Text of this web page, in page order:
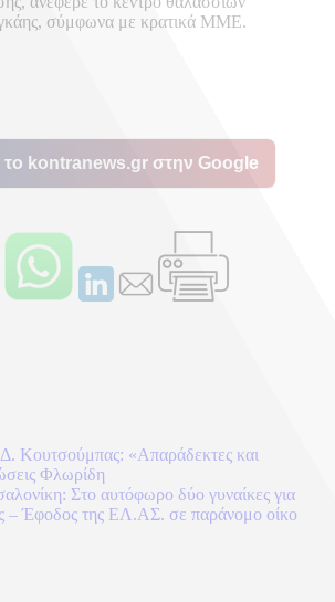
σύμφωνα με κρατικά ΜΜΕ.
το kontranews.gr στην Google
Δ. Κουτσούμπας: «Απαράδεκτες και
Φλωρίδη
Στο αυτόφωρο δύο γυναίκες για
– Έφοδος της ΕΛ.ΑΣ. σε παράνομο οίκο